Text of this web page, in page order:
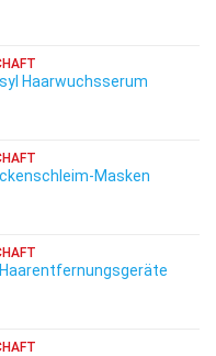
Haarwuchsserum
Masken